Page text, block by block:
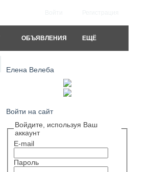
ОБЪЯВЛЕНИЯ ЕЩЁ
Елена Велеба
Войти на сайт
Войдите, используя Ваш
аккаунт
E-mail
Пароль